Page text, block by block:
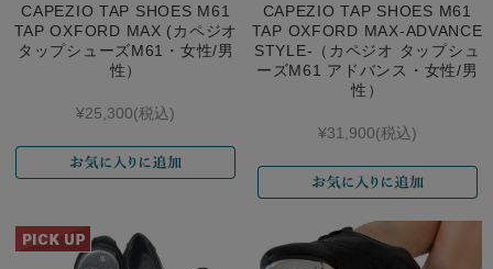
CAPEZIO TAP SHOES M61
TAP OXFORD MAX (カペジオ
タップシューズM61・女性/男
性）
¥25,300(税込)
CAPEZIO TAP SHOES M61
TAP OXFORD MAX-ADVANCE
STYLE-（カペジオ タップシュ
ーズM61 アドバンス・女性/男
性）
¥31,900(税込)